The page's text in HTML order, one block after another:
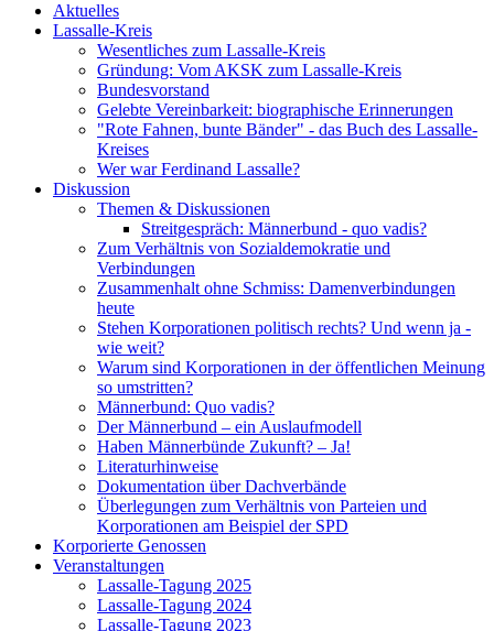
Aktuelles
Lassalle-Kreis
Wesentliches zum Lassalle-Kreis
Gründung: Vom AKSK zum Lassalle-Kreis
Bundesvorstand
Gelebte Vereinbarkeit: biographische Erinnerungen
"Rote Fahnen, bunte Bänder" - das Buch des Lassalle-
Kreises
Wer war Ferdinand Lassalle?
Diskussion
Themen & Diskussionen
Streitgespräch: Männerbund - quo vadis?
Zum Verhältnis von Sozialdemokratie und
Verbindungen
Zusammenhalt ohne Schmiss: Damenverbindungen
heute
Stehen Korporationen politisch rechts? Und wenn ja -
wie weit?
Warum sind Korporationen in der öffentlichen Meinung
so umstritten?
Männerbund: Quo vadis?
Der Männerbund – ein Auslaufmodell
Haben Männerbünde Zukunft? – Ja!
Literaturhinweise
Dokumentation über Dachverbände
Überlegungen zum Verhältnis von Parteien und
Korporationen am Beispiel der SPD
Korporierte Genossen
Veranstaltungen
Lassalle-Tagung 2025
Lassalle-Tagung 2024
Lassalle-Tagung 2023